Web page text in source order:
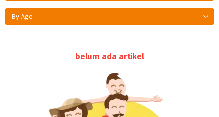
By Age
belum ada artikel